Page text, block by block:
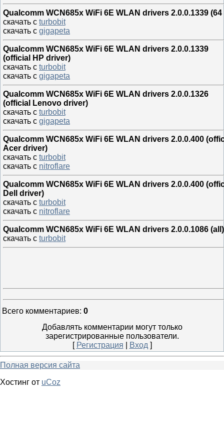
Qualcomm WCN685x WiFi 6E WLAN drivers 2.0.0.1339 (64
скачать с turbobit
скачать с gigapeta
Qualcomm WCN685x WiFi 6E WLAN drivers 2.0.0.1339
(official HP driver)
скачать с turbobit
скачать с gigapeta
Qualcomm WCN685x WiFi 6E WLAN drivers 2.0.0.1326
(official Lenovo driver)
скачать с turbobit
скачать с gigapeta
Qualcomm WCN685x WiFi 6E WLAN drivers 2.0.0.400
Acer driver)
скачать с turbobit
скачать с nitroflare
Qualcomm WCN685x WiFi 6E WLAN drivers 2.0.0.400
Dell driver)
скачать с turbobit
скачать с nitroflare
Qualcomm WCN685x WiFi 6E WLAN drivers 2.0.0.1086 (all)
скачать с turbobit
Всего комментариев: 0
Добавлять комментарии могут только
зарегистрированные пользователи.
[ Регистрация Вход ]
Полная версия сайта
Хостинг от uCoz